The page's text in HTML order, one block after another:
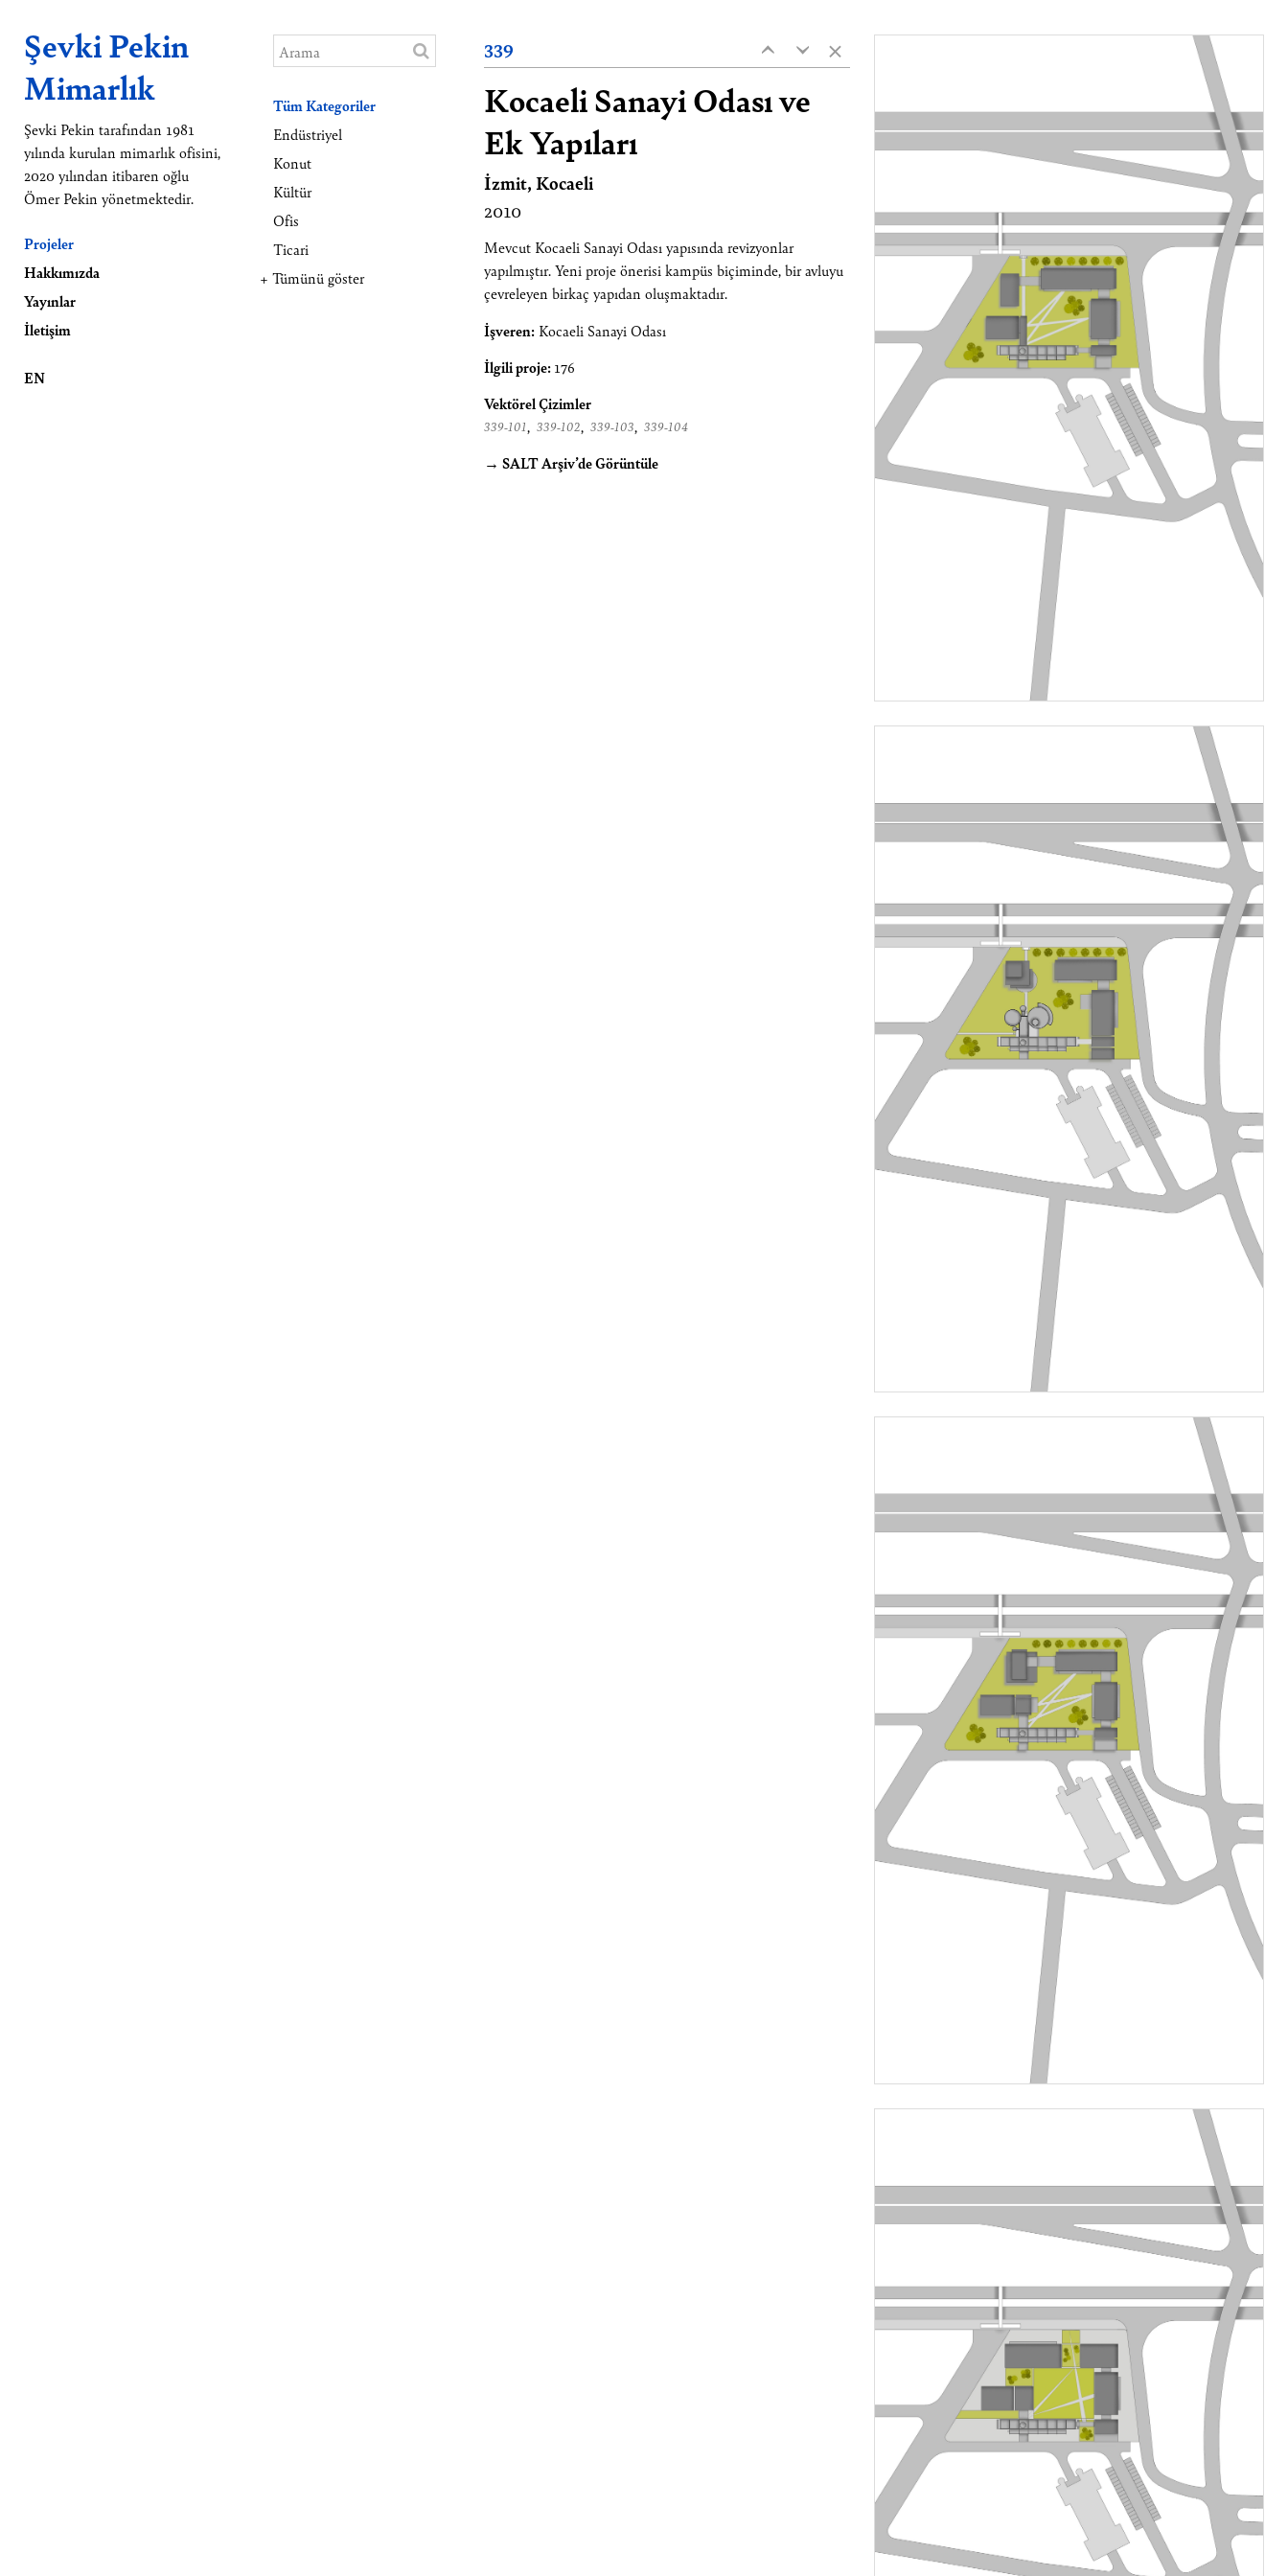
Şevki Pekin
Mimarlık
Şevki Pekin tarafından 1981
yılında kurulan mimarlık ofisini,
2020 yılından itibaren oğlu
Ömer Pekin yönetmektedir.
Projeler
Hakkımızda
Yayınlar
İletişim
EN
Tüm Kategoriler
Endüstriyel
Konut
Kültür
Ofis
Ticari
+ Tümünü göster
339 ‹
‹ ×
Kocaeli Sanayi Odası ve
Ek Yapıları
İzmit, Kocaeli
2010
Mevcut Kocaeli Sanayi Odası yapısında revizyonlar
yapılmıştır. Yeni proje önerisi kampüs biçiminde, bir avluyu
çevreleyen birkaç yapıdan oluşmaktadır.
İşveren: Kocaeli Sanayi Odası
İlgili proje:176
Vektörel Çizimler
339-101, 339-102, 339-103, 339-104
→ SALT Arşiv’de Görüntüle